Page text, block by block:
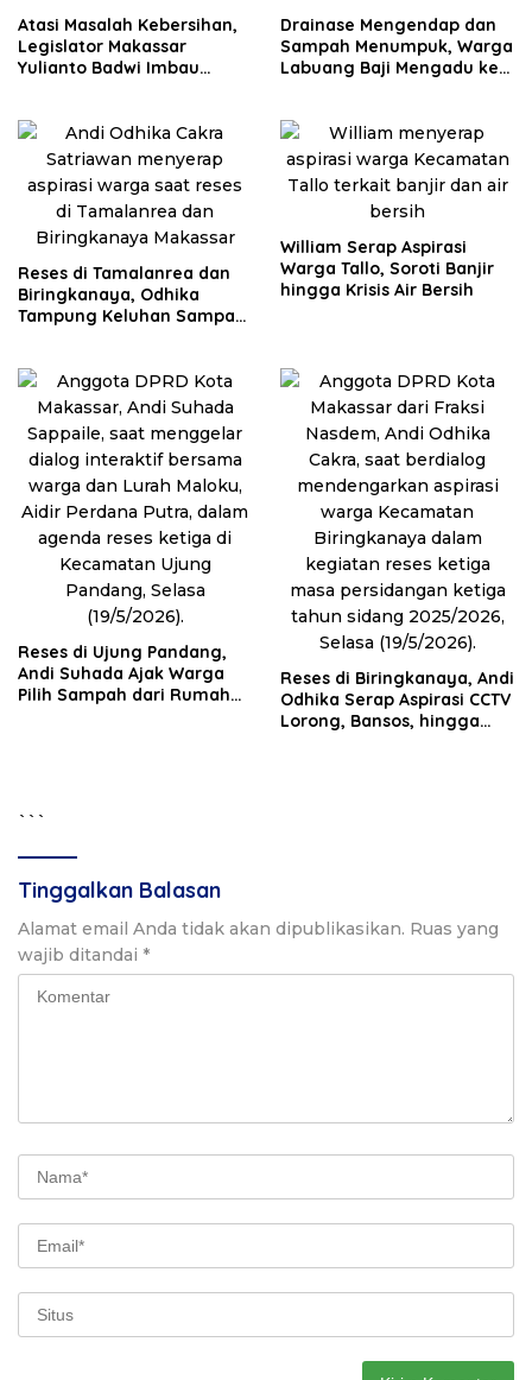
Atasi Masalah Kebersihan,
Legislator Makassar
Yulianto Badwi Imbau
Drainase Mengendap dan
Sampah Menumpuk, Warga
Labuang Baji Mengadu ke
Reses di Tamalanrea dan
Biringkanaya, Odhika
Tampung Keluhan Sampah
William Serap Aspirasi
Warga Tallo, Soroti Banjir
hingga Krisis Air Bersih
Reses di Ujung Pandang,
Andi Suhada Ajak Warga
Pilih Sampah dari Rumah
Reses di Biringkanaya, Andi
Odhika Serap Aspirasi CCTV
Lorong, Bansos, hingga
```
Tinggalkan Balasan
Alamat email Anda tidak akan dipublikasikan. Ruas yang
wajib ditandai *